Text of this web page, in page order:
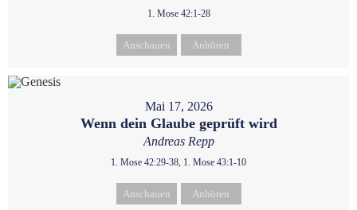
1. Mose 42:1-28
Anschauen Anhören
Mai 17, 2026
Wenn dein Glaube geprüft wird
Andreas Repp
1. Mose 42:29-38, 1. Mose 43:1-10
Anschauen Anhören